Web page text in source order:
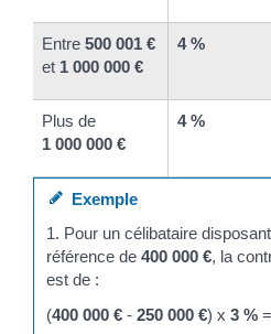
Entre 500 001 €
et 1 000 000 €
4 %
Plus de
1 000 000 €
4 %
Exemple
1. Pour un célibataire
référence de400 000 €, la
est de :
(400 000 € -250 000 €) x3 %